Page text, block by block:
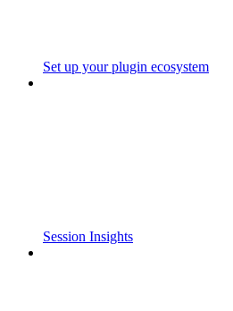
Set up your plugin ecosystem
Session Insights